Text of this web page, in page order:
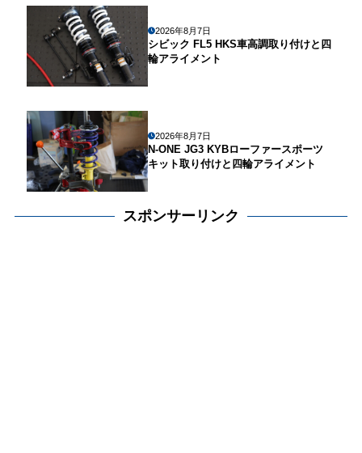
2026年8月7日
シビック FL5 HKS車高調取り付けと四
輪アライメント
2026年8月7日
N-ONE JG3 KYBローファースポーツ
キット取り付けと四輪アライメント
スポンサーリンク